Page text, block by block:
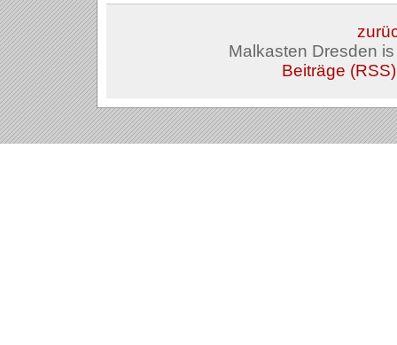
Malkasten Dresden
Beiträge (RSS)